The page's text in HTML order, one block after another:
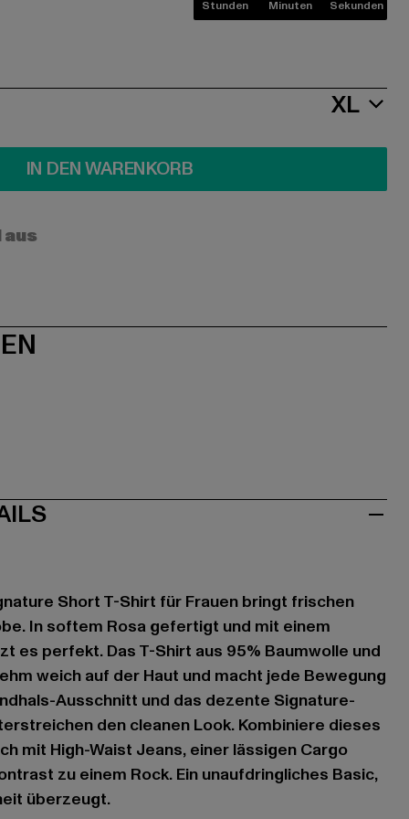
Stunden Minuten Sekunden
XL
IN DEN WARENKORB
Short T-Shirt für Frauen bringt frischen
In softem Rosa gefertigt und mit einem
es perfekt. Das T-Shirt aus 95% Baumwolle und
weich auf der Haut und macht jede Bewegung
Ausschnitt und das dezente Signature-
den cleanen Look. Kombiniere dieses
mit High-Waist Jeans, einer lässigen Cargo
zu einem Rock. Ein unaufdringliches Basic,
überzeugt.